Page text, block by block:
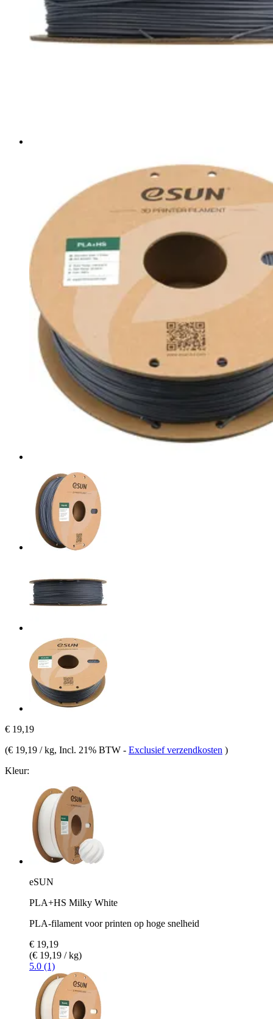
€ 19,19
(€ 19,19 / kg, Incl. 21% BTW - Exclusief verzendkosten )
Kleur:
eSUN
PLA+HS Milky White
PLA-filament voor printen op hoge snelheid
€ 19,19
(€ 19,19 / kg)
5.0 (1)